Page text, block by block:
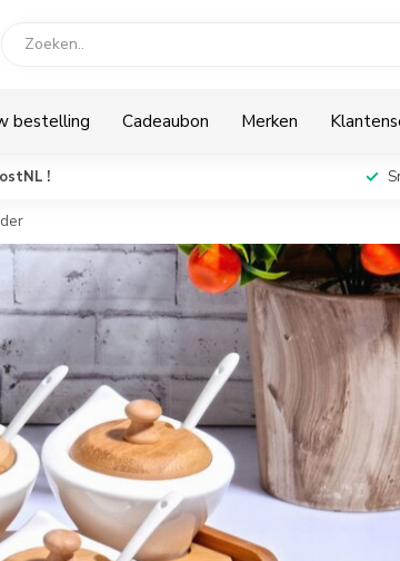
bestelling Cadeaubon Merken
!